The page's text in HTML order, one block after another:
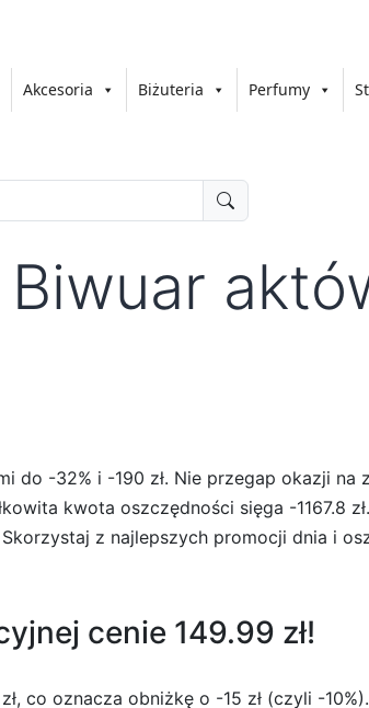
Akcesoria Biżuteria Perfumy
do -32% i -190 zł. Nie przegap okazji na
kwota oszczędności sięga -1167.8
z najlepszych promocji dnia i
cenie 149.99 zł!
co oznacza obniżkę o -15 zł (czyli -